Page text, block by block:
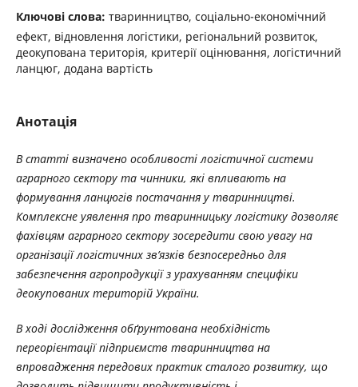
Ключові слова: тваринництво, соціально-економічний
ефект, відновлення логістики, регіональний розвиток,
деокупована територія, критерії оцінювання, логістичний
ланцюг, додана вартість
Анотація
В статті визначено особливості логістичної системи
аграрного сектору та чинники, які впливають на
формування ланцюгів постачання у тваринництві.
Комплексне уявлення про тваринницьку логістику дозволяє
фахівцям аграрного сектору зосередити свою увагу на
організації логістичних зв’язків безпосередньо для
забезпечення агропродукції з урахуванням специфіки
деокупованих територій України.
В ході дослідження обґрунтована необхідність
переорієнтації підприємств тваринництва на
впровадження передових практик сталого розвитку, що